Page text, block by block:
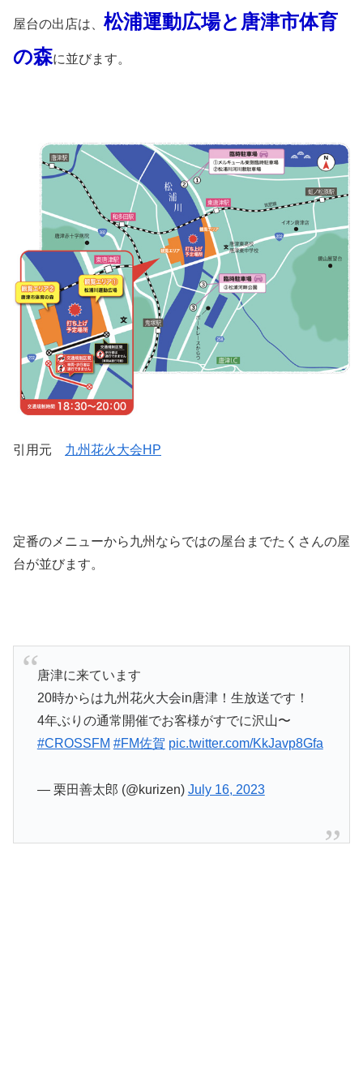
屋台の出店は、 松浦運動広場と唐津市体育
の森に並びます。
引用元 九州花火大会HP
定番のメニューから九州ならではの屋台までたくさんの屋
台が並びます。
唐津に来ています
20時からは九州花火大会in唐津！生放送です！
4年ぶりの通常開催でお客様がすでに沢山〜
#CROSSFM #FM佐賀 pic.twitter.com/KkJavp8Gfa
— 栗田善太郎 (@kurizen) July 16, 2023